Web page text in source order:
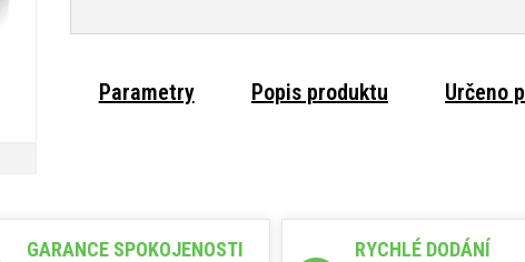
Parametry Popis produktu Určeno
GARANCE SPOKOJENOSTI RYCHLÉ DODÁNÍ